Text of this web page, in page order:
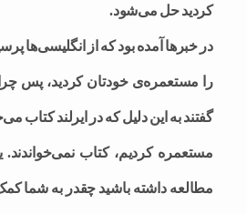
کردید حل می‌شود.
در خبرها آمده بود که از انگلیسی‌ها
را مستعمره‌ی خودتان کردید، پس
گفتند به این دلیل که در ایرلند کتاب
مستعمره کردیم، کتاب
مطالعه داشته باشید چقدر به شما